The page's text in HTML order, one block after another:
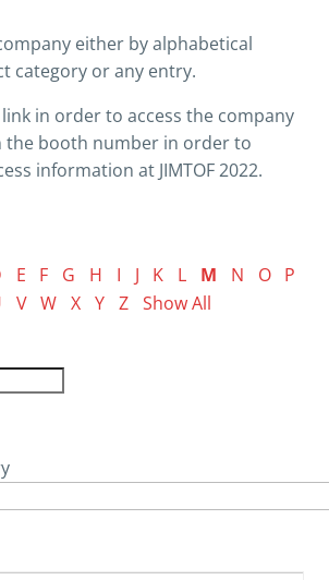
either by alphabetical
category or any entry.
in order to access the company
the booth number in order to
information at JIMTOF 2022.
E F G H I J K L M N O
P
V W X Y Z Show All